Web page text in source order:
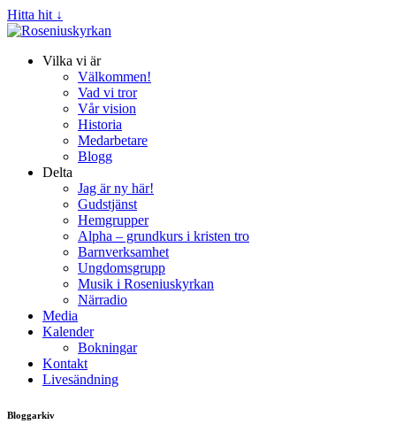
Hitta hit ↓
Vilka vi är
Välkommen!
Vad vi tror
Vår vision
Historia
Medarbetare
Blogg
Delta
Jag är ny här!
Gudstjänst
Hemgrupper
Alpha – grundkurs i kristen tro
Barnverksamhet
Ungdomsgrupp
Musik i Roseniuskyrkan
Närradio
Media
Kalender
Bokningar
Kontakt
Livesändning
Bloggarkiv